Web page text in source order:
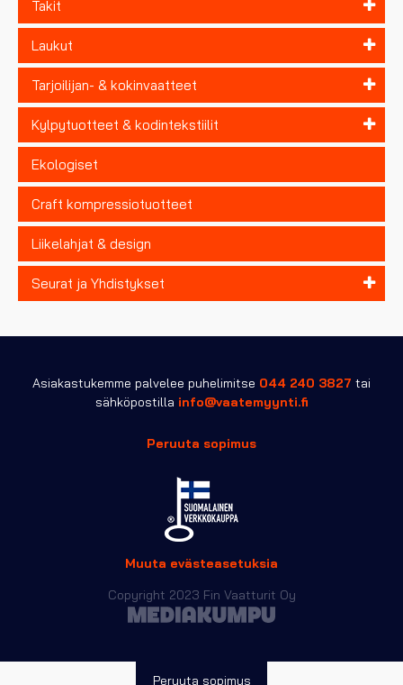
Takit
Laukut
Tarjoilijan- & kokinvaatteet
Kylpytuotteet & kodintekstiilit
Ekologiset
Craft kompressiotuotteet
Liikelahjat & design
Seurat ja Yhdistykset
Asiakastukemme palvelee puhelimitse 044 240 3827 tai
sähköpostilla info@vaatemyynti.fi
Peruuta sopimus
Muuta evästeasetuksia
Copyright 2023 Fin Vaatturit Oy
Peruuta sopimus